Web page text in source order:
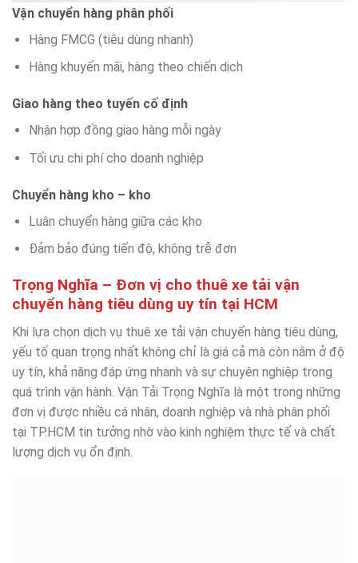
Vận chuyển hàng phân phối
Hàng FMCG (tiêu dùng nhanh)
Hàng khuyến mãi, hàng theo chiến dịch
Giao hàng theo tuyến cố định
Nhận hợp đồng giao hàng mỗi ngày
Tối ưu chi phí cho doanh nghiệp
Chuyển hàng kho – kho
Luân chuyển hàng giữa các kho
Đảm bảo đúng tiến độ, không trễ đơn
Trọng Nghĩa – Đơn vị cho thuê xe tải vận
chuyển hàng tiêu dùng uy tín tại HCM
Khi lựa chọn dịch vụ thuê xe tải vận chuyển hàng tiêu dùng,
yếu tố quan trọng nhất không chỉ là giá cả mà còn nằm ở độ
uy tín, khả năng đáp ứng nhanh và sự chuyên nghiệp trong
quá trình vận hành. Vận Tải Trọng Nghĩa là một trong những
đơn vị được nhiều cá nhân, doanh nghiệp và nhà phân phối
tại TP.HCM tin tưởng nhờ vào kinh nghiệm thực tế và chất
lượng dịch vụ ổn định.